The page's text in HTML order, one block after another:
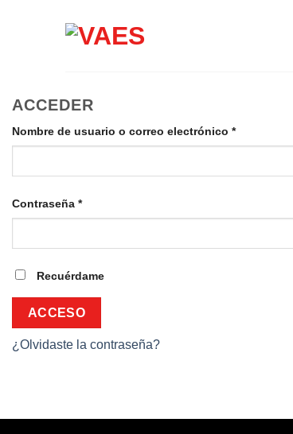
ACCEDER
Nombre de usuario o correo electrónico *Obligatorio
Contraseña *Obligatorio
Recuérdame
ACCESO
¿Olvidaste la contraseña?